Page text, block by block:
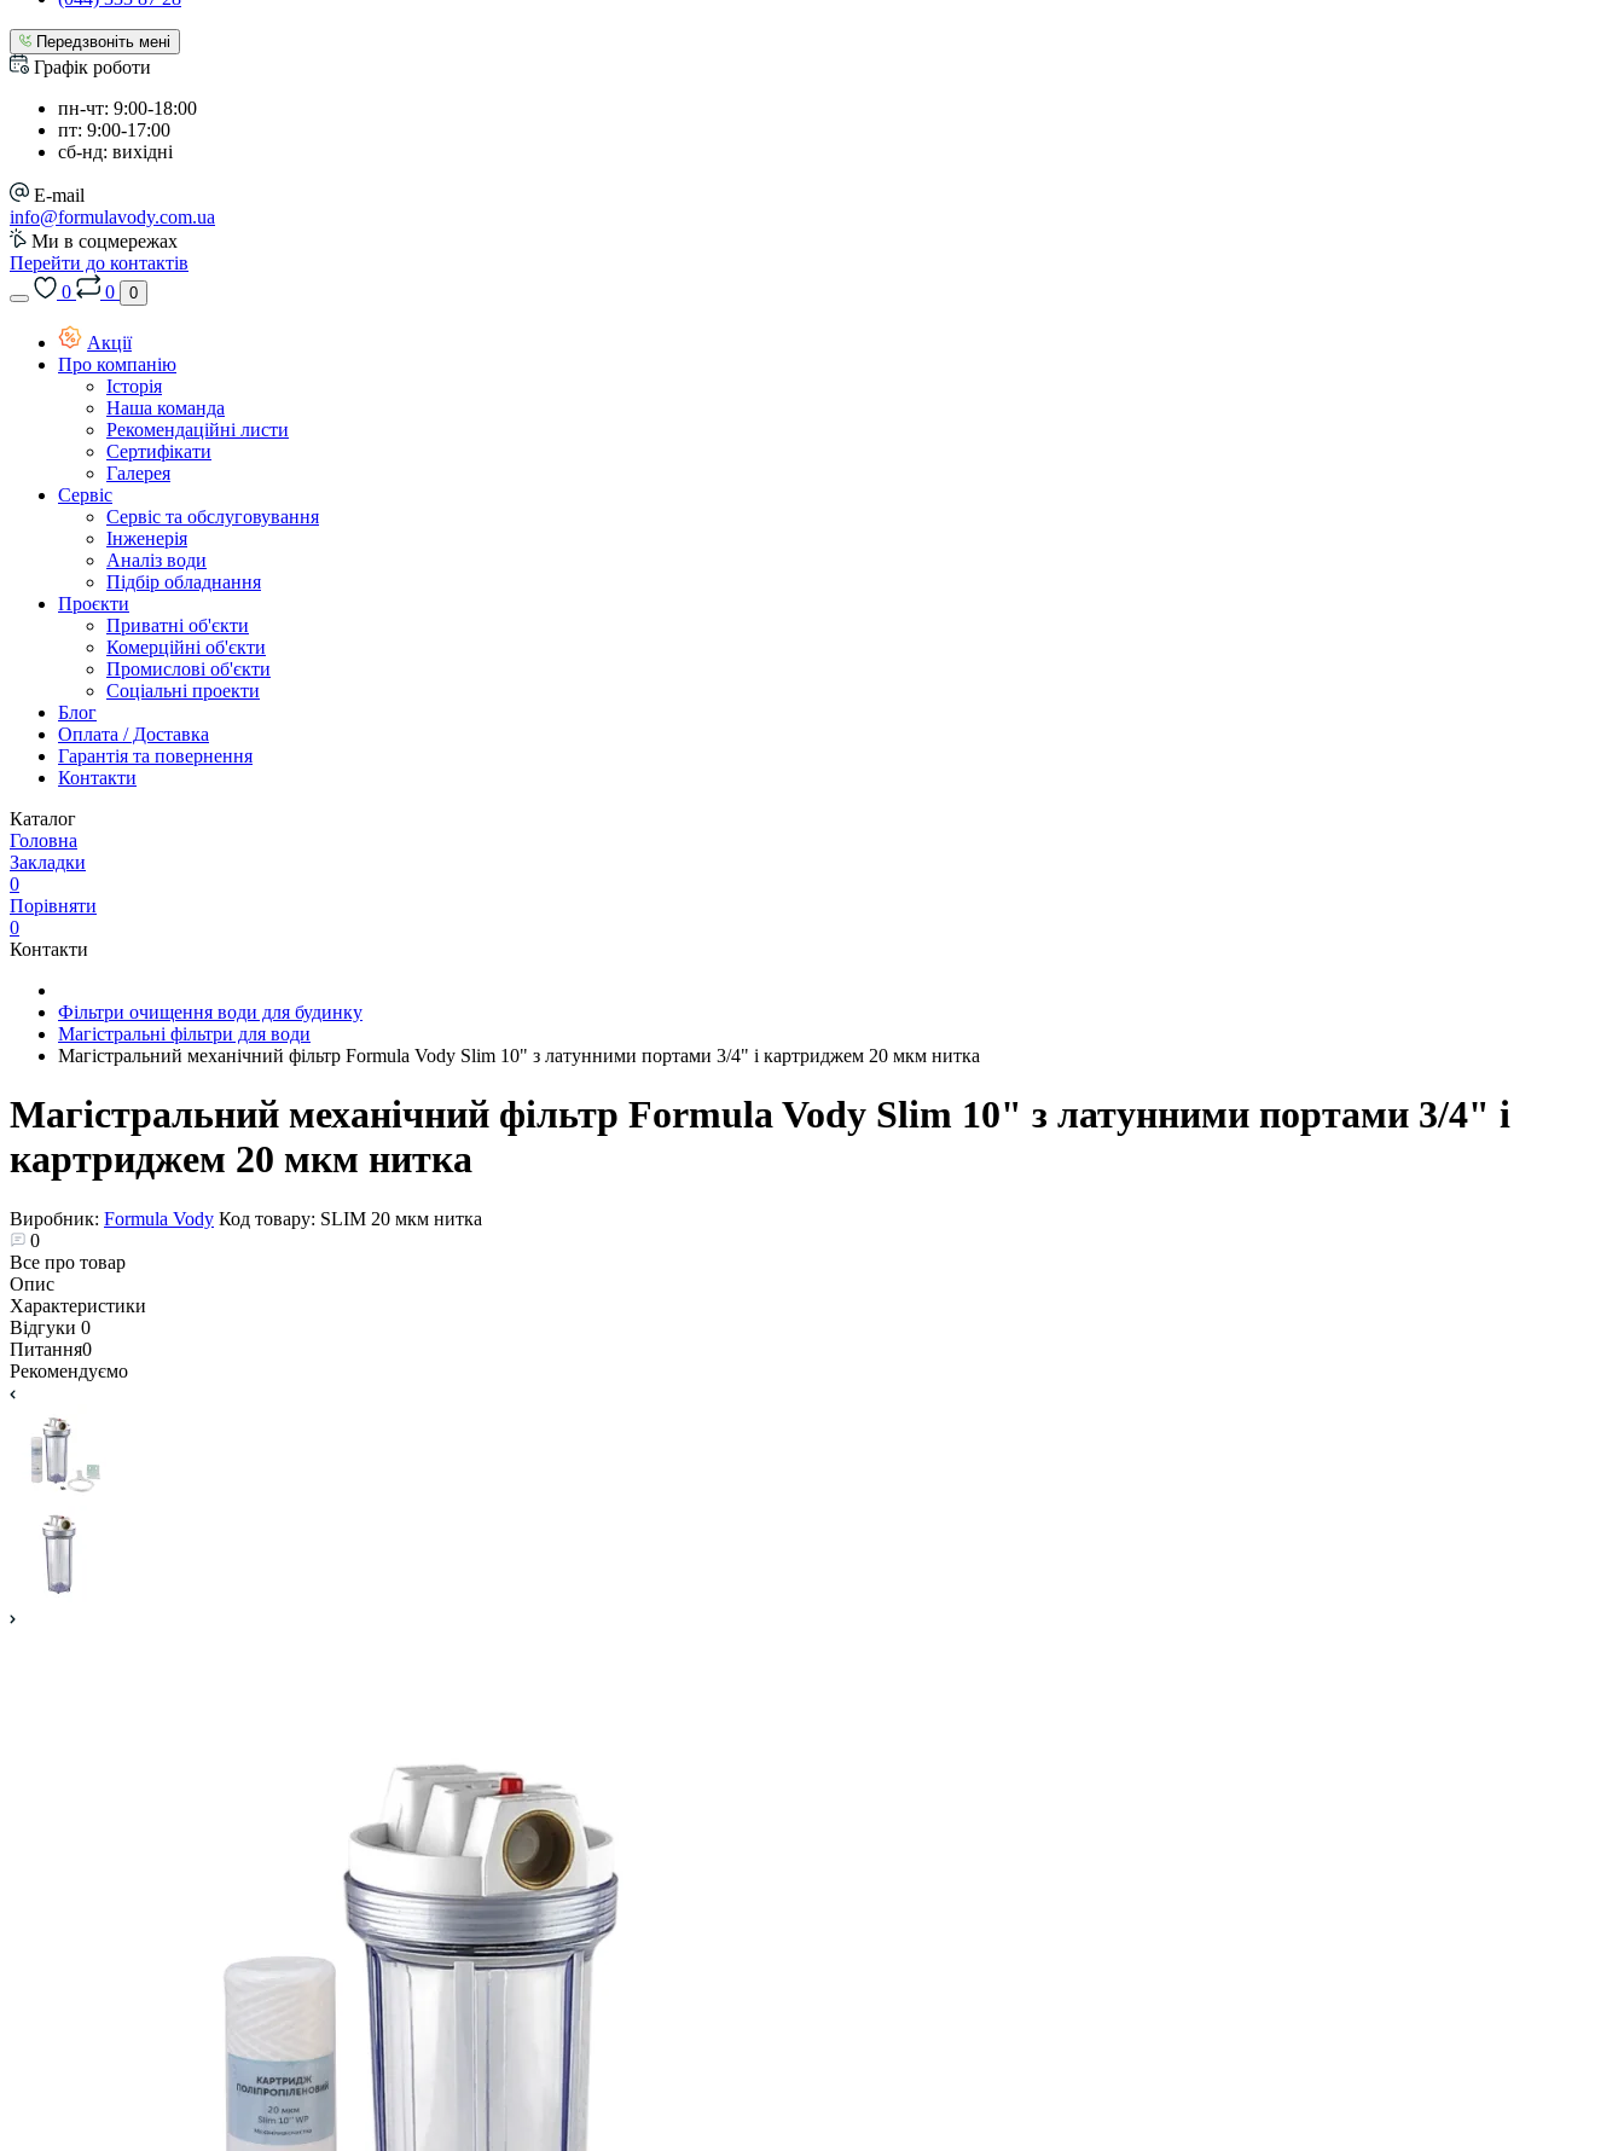
Передзвоніть мені
Графік роботи
пн-чт: 9:00-18:00
пт: 9:00-17:00
сб-нд: вихідні
E-mail
info@formulavody.com.ua
Ми в соцмережах
Перейти до контактів
0
0 0
Акції
Про компанію
Історія
Наша команда
Рекомендаційні листи
Сертифікати
Галерея
Сервіс
Сервіс та обслуговування
Інженерія
Аналіз води
Підбір обладнання
Проєкти
Приватні об'єкти
Комерційні об'єкти
Промислові об'єкти
Соціальні проекти
Блог
Оплата / Доставка
Гарантія та повернення
Контакти
Каталог
Головна
Закладки
0
Порівняти
0
Контакти
Фільтри очищення води для будинку
Магістральні фільтри для води
Магістральний механічний фільтр Formula Vody Slim 10" з латунними портами 3/4" і картриджем 20 мкм нитка
Магістральний механічний фільтр Formula Vody Slim 10" з латунними портами 3/4" і
картриджем 20 мкм нитка
Виробник: Formula Vody Код товару: SLIM 20 мкм нитка
0
Все про товар
Опис
Характеристики
Відгуки 0
Питання0
Рекомендуємо